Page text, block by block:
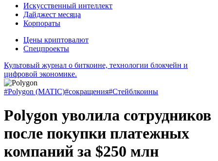
Искусственный интеллект
Дайджест месяца
Корпораты
Цены криптовалют
Спецпроекты
Культовый журнал о биткоине, технологии блокчейн и
цифровой экономике.
#Polygon (MATIC)#сокращения#Стейблкоины
Polygon уволила сотрудников
после покупки платежных
компаний за $250 млн